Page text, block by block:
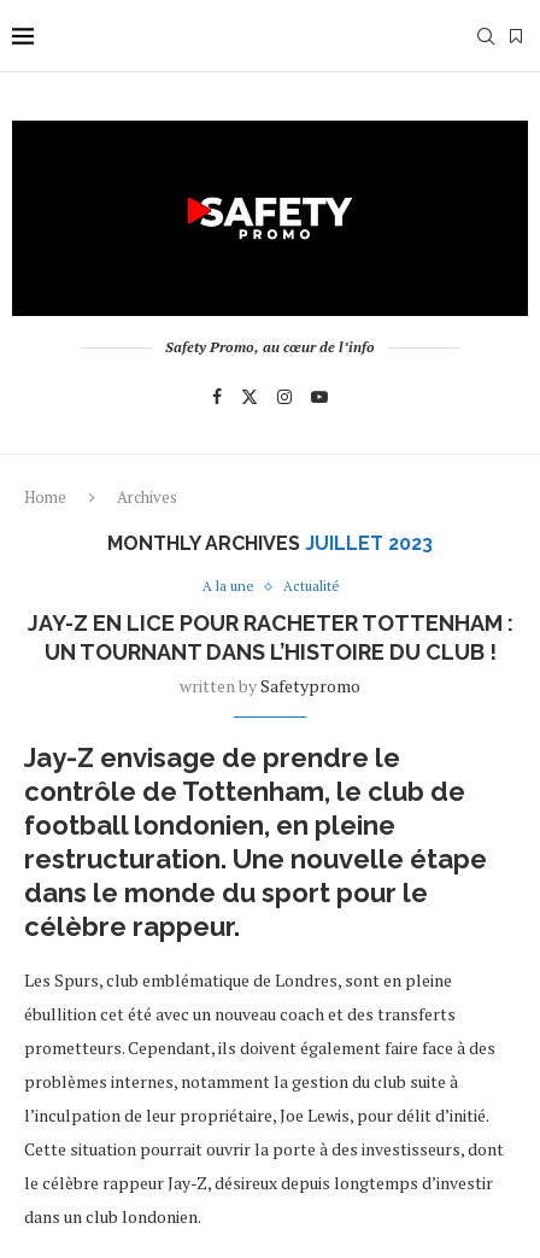
Safety Promo, au cœur de l’info
Home Archives
MONTHLY ARCHIVES JUILLET 2023
A la une Actualité
JAY-Z EN LICE POUR RACHETER TOTTENHAM :
UN TOURNANT DANS L’HISTOIRE DU CLUB !
written bySafetypromo
Jay-Z envisage de prendre le
contrôle de Tottenham, le club de
football londonien, en pleine
restructuration. Une nouvelle étape
dans le monde du sport pour le
célèbre rappeur.
Les Spurs, club emblématique de Londres, sont en pleine
ébullition cet été avec un nouveau coach et des transferts
prometteurs. Cependant, ils doivent également faire face à des
problèmes internes, notamment la gestion du club suite à
l’inculpation de leur propriétaire, Joe Lewis, pour délit d’initié.
Cette situation pourrait ouvrir la porte à des investisseurs, dont
le célèbre rappeur Jay-Z, désireux depuis longtemps d’investir
dans un club londonien.